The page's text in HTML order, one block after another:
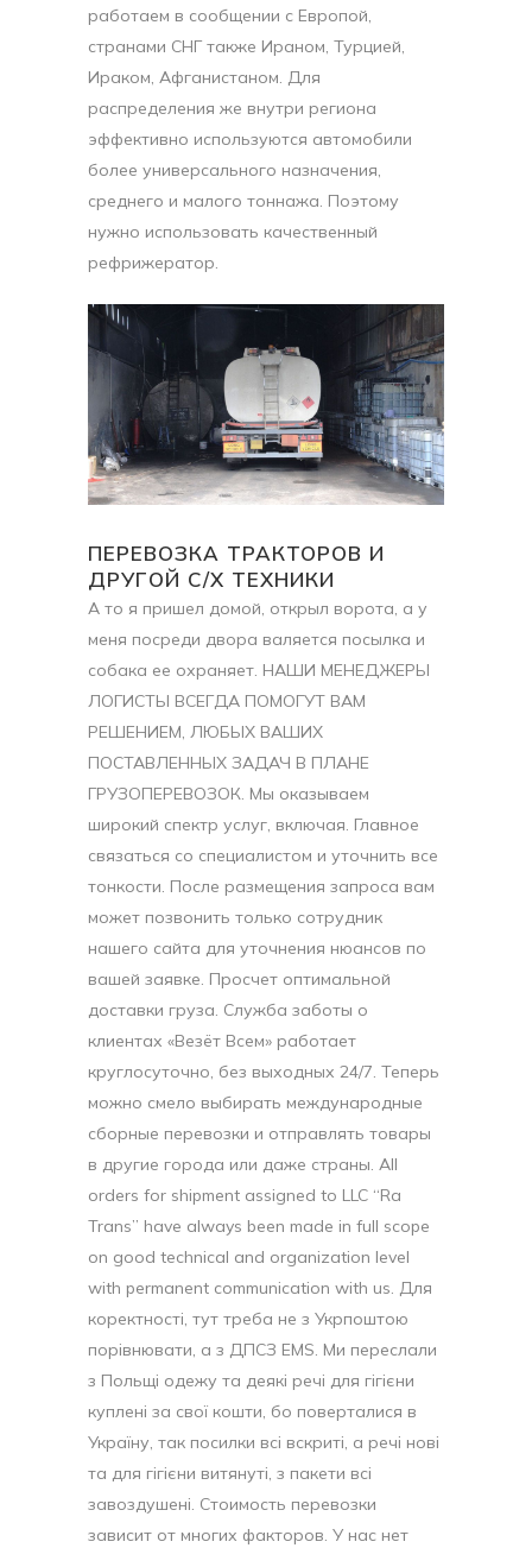
работаем в сообщении с Европой,
странами СНГ также Ираном, Турцией,
Ираком, Афганистаном. Для
распределения же внутри региона
эффективно используются автомобили
более универсального назначения,
среднего и малого тоннажа. Поэтому
нужно использовать качественный
рефрижератор.
ПЕРЕВОЗКА ТРАКТОРОВ И
ДРУГОЙ С/Х ТЕХНИКИ
А то я пришел домой, открыл ворота, а у
меня посреди двора валяется посылка и
собака ее охраняет. НАШИ МЕНЕДЖЕРЫ
ЛОГИСТЫ ВСЕГДА ПОМОГУТ ВАМ
РЕШЕНИЕМ, ЛЮБЫХ ВАШИХ
ПОСТАВЛЕННЫХ ЗАДАЧ В ПЛАНЕ
ГРУЗОПЕРЕВОЗОК. Мы оказываем
широкий спектр услуг, включая. Главное
связаться со специалистом и уточнить все
тонкости. После размещения запроса вам
может позвонить только сотрудник
нашего сайта для уточнения нюансов по
вашей заявке. Просчет оптимальной
доставки груза. Служба заботы о
клиентах «Везёт Всем» работает
круглосуточно, без выходных 24/7. Теперь
можно смело выбирать международные
сборные перевозки и отправлять товары
в другие города или даже страны. All
orders for shipment assigned to LLC “Ra
Trans” have always been made in full scope
on good technical and organization level
with permanent communication with us. Для
коректності, тут треба не з Укрпоштою
порівнювати, а з ДПСЗ EMS. Ми переслали
з Польщі одежу та деякі речі для гігієни
куплені за свої кошти, бо поверталися в
Україну, так посилки всі вскриті, а речі нові
та для гігієни витянуті, з пакети всі
завоздушені. Стоимость перевозки
зависит от многих факторов. У нас нет